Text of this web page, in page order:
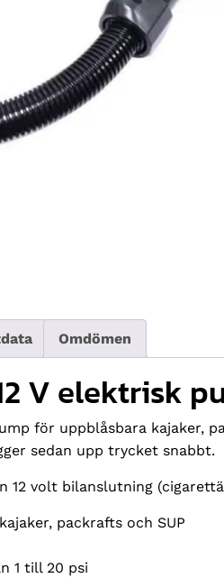
Omdömen
V elektrisk
för uppblåsbara kajaker,
sedan upp trycket snabbt.
12 volt bilanslutning
packrafts och SUP
1 till 20 psi